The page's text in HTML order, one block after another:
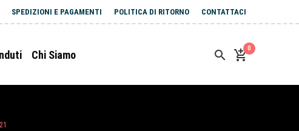
SPEDIZIONI E PAGAMENTI POLITICA DI RITORNO CONTATTACI
Chi Siamo
0